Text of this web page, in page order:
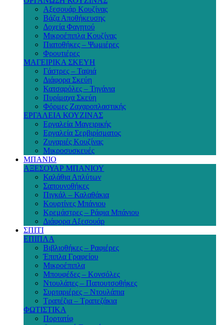
Αξεσουάρ Κουζίνας
Βάζα Αποθήκευσης
Δοχεία Φαγητού
Μικροέπιπλα Κουζίνας
Πιατοθήκες – Ψωμιέρες
Φρουτιέρες
ΜΑΓΕΙΡΙΚΑ ΣΚΕΥΗ
Γάστρες – Ταψιά
Διάφορα Σκεύη
Κατσαρόλες – Τηγάνια
Πυρίμαχα Σκεύη
Φόρμες Ζαχαροπλαστικής
ΕΡΓΑΛΕΙΑ ΚΟΥΖΙΝΑΣ
Εργαλεία Μαγειρικής
Εργαλεία Σερβιρίσματος
Ζυγαριές Κουζίνας
Μικροσυσκευές
ΜΠΑΝΙΟ
ΑΞΕΣΟΥΑΡ ΜΠΑΝΙΟΥ
Καλάθια Απλύτων
Σαπουνοθήκες
Πιγκάλ – Καλαθάκια
Κουρτίνες Μπάνιου
Κρεμάστρες – Ράφια Μπάνιου
Διάφορα Αξεσουάρ
ΣΠΙΤΙ
ΕΠΙΠΛΑ
Βιβλιοθήκες – Ραφιέρες
Έπιπλα Γραφείου
Μικροέπιπλα
Μπουφέδες – Κονσόλες
Ντουλάπες – Παπουτσοθήκες
Συρταριέρες – Ντουλάπια
Τραπέζια – Τραπεζάκια
ΦΩΤΙΣΤΙΚΑ
Πορτατίφ